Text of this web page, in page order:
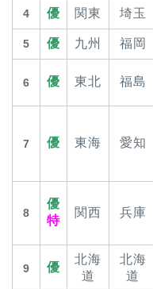
4 優 関東 埼玉
5 優 九州 福岡
6 優 東北 福島
7 優 東海 愛知
8
優
特
関西 兵庫
9 優
北海
道
北海
道